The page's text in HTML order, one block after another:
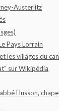
Austerlitz
Pays Lorrain
les villages du
sur Wikipédia
Husson,